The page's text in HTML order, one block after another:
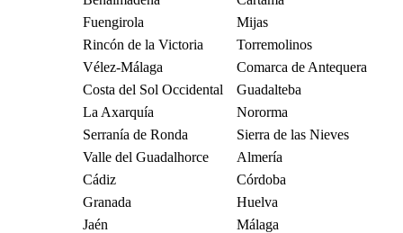
Fuengirola
Mijas
Rincón de la Victoria
Torremolinos
Vélez-Málaga
Comarca de Antequera
Costa del Sol Occidental
Guadalteba
La Axarquía
Nororma
Serranía de Ronda
Sierra de las Nieves
Valle del Guadalhorce
Almería
Cádiz
Córdoba
Granada
Huelva
Jaén
Málaga